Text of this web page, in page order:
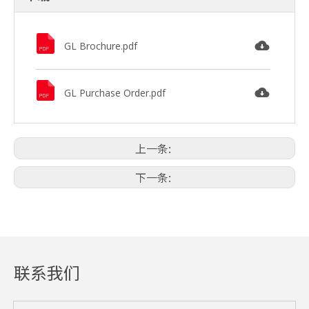
GL Brochure.pdf
GL Purchase Order.pdf
上一条:
下一条:
联系我们